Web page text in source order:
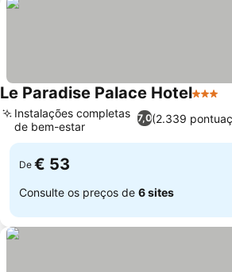
Le Paradise Palace Hotel3
7,0(2.339
Instalações completas
de bem-estar
De € 53
Consulte os preços de 6 sites